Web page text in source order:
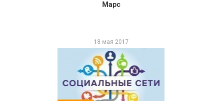
Марс
18 мая 2017